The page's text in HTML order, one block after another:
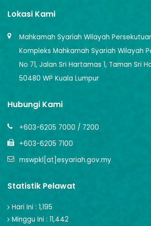
Lokasi Kami
Mahkamah Syariah Wilayah
Kompleks Mahkamah Syariah Wilayah
No 71, Jalan Sri Hartamas 1, Taman Sri
50480 WP Kuala Lumpur
Hubungi Kami
+603-6205 7000 / 7200
+603-6205 7100
mswpkl[at]esyariah.gov.my
Statistik Pelawat
Hari Ini : 1,195
Minggu Ini : 11,442